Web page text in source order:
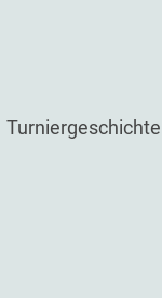
Turniergeschichte